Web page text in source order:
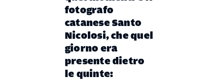
fotografo
catanese Santo
Nicolosi, che quel
giorno era
presente dietro
le quinte: